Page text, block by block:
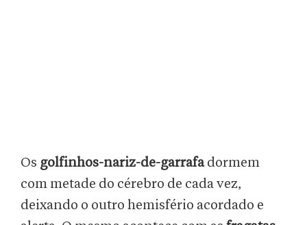
Os golfinhos-nariz-de-garrafadormem
com metade do cérebro de cada vez,
deixando o outro hemisfério acordado e